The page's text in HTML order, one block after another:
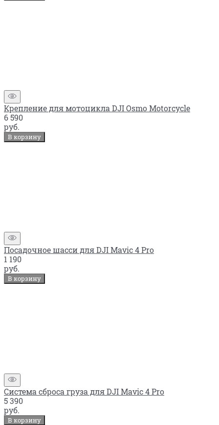
Крепление для мотоцикла DJI Osmo Motorcycle
6 590
руб.
В корзину
Посадочное шасси для DJI Mavic 4 Pro
1 190
руб.
В корзину
Система сброса груза для DJI Mavic 4 Pro
5 390
руб.
В корзину